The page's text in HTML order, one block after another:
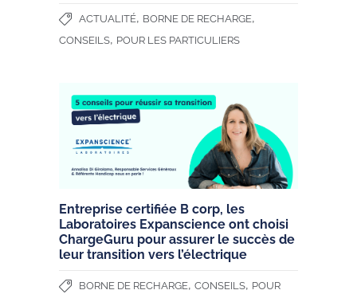
ACTUALITÉ, BORNE DE RECHARGE,
CONSEILS, POUR LES PARTICULIERS
Entreprise certifiée B corp, les
Laboratoires Expanscience ont choisi
ChargeGuru pour assurer le succès de
leur transition vers l’électrique
BORNE DE RECHARGE, CONSEILS, POUR